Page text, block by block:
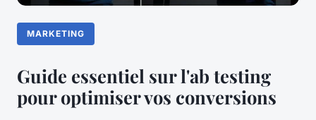
MARKETING
Guide essentiel sur l'ab testing
pour optimiser vos conversions